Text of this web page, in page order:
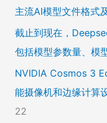
主流AI模型文件格式
截止到现在，
包括模型参数量、模
NVIDIA Cosmos 3
能摄像机和边缘计算
22